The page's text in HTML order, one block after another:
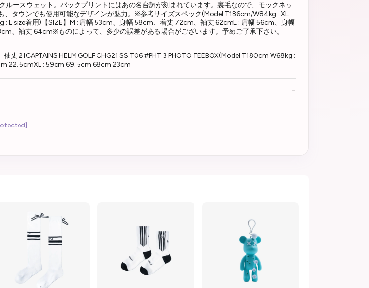
ルースウェット。バックプリントにはあの名台詞が刻まれています。裏毛なので、モックネッ
、タウンでも使用可能なデザインが魅力。※参考サイズスペック(Model T186cm/W84kg : XL
L size着用)【SIZE】M : 肩幅 53cm、身幅 58cm、着丈 72cm、袖丈 62cmL : 肩幅 56cm、身幅
、袖丈 64cm※ものによって、多少の誤差がある場合がございます。予めご了承下さい。
丈 21CAPTAINS HELM GOLF CHG21 SS T06 #PHT 3 PHOTO TEEBOX(Model T180cm W68kg :
22. 5cmXL : 59cm 69. 5cm 68cm 23cm